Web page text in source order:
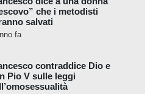
nel corso dei decenni
del
Vaticano II il
annuali a indù,
incoraggiandoli a
che i metodisti
salvati
fa
contraddice Dio e
Pio V sulle leggi